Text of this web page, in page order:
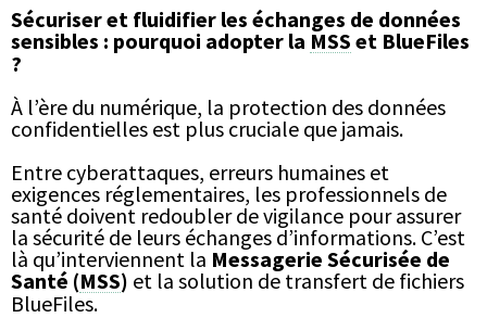
Sécuriser et fluidifier les échanges de données
sensibles : pourquoi adopter la MSS et BlueFiles
?
À l’ère du numérique, la protection des données
confidentielles est plus cruciale que jamais.
Entre cyberattaques, erreurs humaines et
exigences réglementaires, les professionnels de
santé doivent redoubler de vigilance pour assurer
la sécurité de leurs échanges d’informations. C’est
là qu’interviennent la Messagerie Sécurisée de
Santé (MSS) et la solution de transfert de fichiers
BlueFiles.